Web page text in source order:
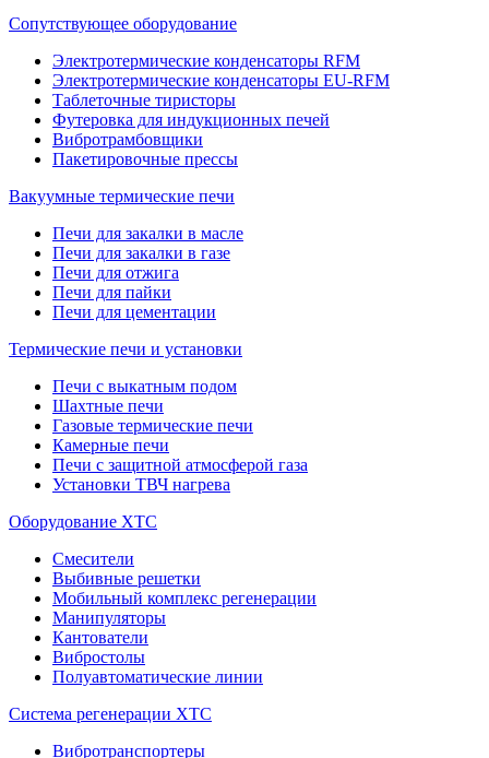
Сопутствующее оборудование
Электротермические конденсаторы RFM
Электротермические конденсаторы EU-RFM
Таблеточные тиристоры
Футеровка для индукционных печей
Вибротрамбовщики
Пакетировочные прессы
Вакуумные термические печи
Печи для закалки в масле
Печи для закалки в газе
Печи для отжига
Печи для пайки
Печи для цементации
Термические печи и установки
Печи с выкатным подом
Шахтные печи
Газовые термические печи
Камерные печи
Печи с защитной атмосферой газа
Установки ТВЧ нагрева
Оборудование ХТС
Смесители
Выбивные решетки
Мобильный комплекс регенерации
Манипуляторы
Кантователи
Вибростолы
Полуавтоматические линии
Система регенерации ХТС
Вибротранспортеры